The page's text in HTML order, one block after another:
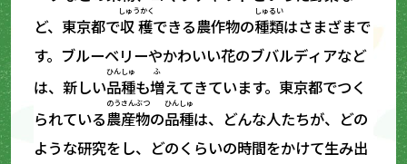
ど、東京都で収穫
しゅうかく
できる農作物の種類
しゅるい
はさまざまで
す。ブルーベリーやかわいい花のブバルディアなど
は、新しい品種
ひんしゅ
も増
ふ
えてきています。東京都でつく
られている農産物
のうさんぶつ
の品種
ひんしゅ
は、どんな人たちが、どの
ような研究をし、どのくらいの時間をかけて生み出